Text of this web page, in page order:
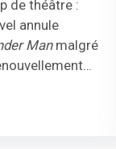
de théâtre :
annule
Manmalgré